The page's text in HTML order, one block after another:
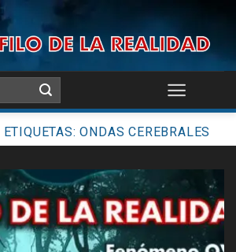
ETIQUETAS:ONDAS CEREBRALES